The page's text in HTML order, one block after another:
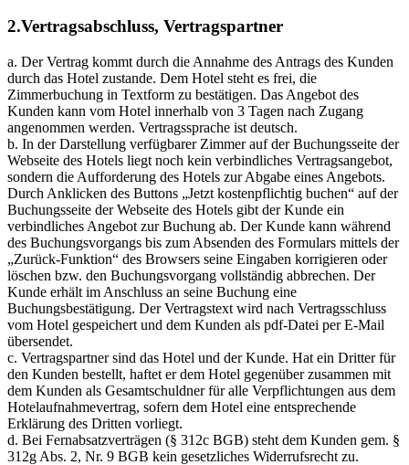
2.Vertragsabschluss, Vertragspartner
a. Der Vertrag kommt durch die Annahme des Antrags des Kunden
durch das Hotel zustande. Dem Hotel steht es frei, die
Zimmerbuchung in Textform zu bestätigen. Das Angebot des
Kunden kann vom Hotel innerhalb von 3 Tagen nach Zugang
angenommen werden. Vertragssprache ist deutsch.
b. In der Darstellung verfügbarer Zimmer auf der Buchungsseite der
Webseite des Hotels liegt noch kein verbindliches Vertragsangebot,
sondern die Aufforderung des Hotels zur Abgabe eines Angebots.
Durch Anklicken des Buttons „Jetzt kostenpflichtig buchen“ auf der
Buchungsseite der Webseite des Hotels gibt der Kunde ein
verbindliches Angebot zur Buchung ab. Der Kunde kann während
des Buchungsvorgangs bis zum Absenden des Formulars mittels der
„Zurück-Funktion“ des Browsers seine Eingaben korrigieren oder
löschen bzw. den Buchungsvorgang vollständig abbrechen. Der
Kunde erhält im Anschluss an seine Buchung eine
Buchungsbestätigung. Der Vertragstext wird nach Vertragsschluss
vom Hotel gespeichert und dem Kunden als pdf-Datei per E-Mail
übersendet.
c. Vertragspartner sind das Hotel und der Kunde. Hat ein Dritter für
den Kunden bestellt, haftet er dem Hotel gegenüber zusammen mit
dem Kunden als Gesamtschuldner für alle Verpflichtungen aus dem
Hotelaufnahmevertrag, sofern dem Hotel eine entsprechende
Erklärung des Dritten vorliegt.
d. Bei Fernabsatzverträgen (§ 312c BGB) steht dem Kunden gem. §
312g Abs. 2, Nr. 9 BGB kein gesetzliches Widerrufsrecht zu.